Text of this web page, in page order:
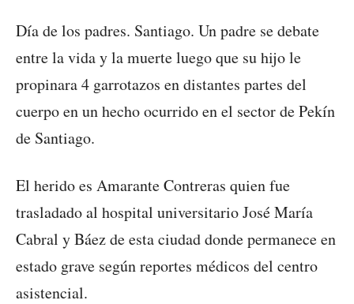
Día de los padres. Santiago. Un padre se debate
entre la vida y la muerte luego que su hijo le
propinara 4 garrotazos en distantes partes del
cuerpo en un hecho ocurrido en el sector de Pekín
de Santiago.
El herido es Amarante Contreras quien fue
trasladado al hospital universitario José María
Cabral y Báez de esta ciudad donde permanece en
estado grave según reportes médicos del centro
asistencial.